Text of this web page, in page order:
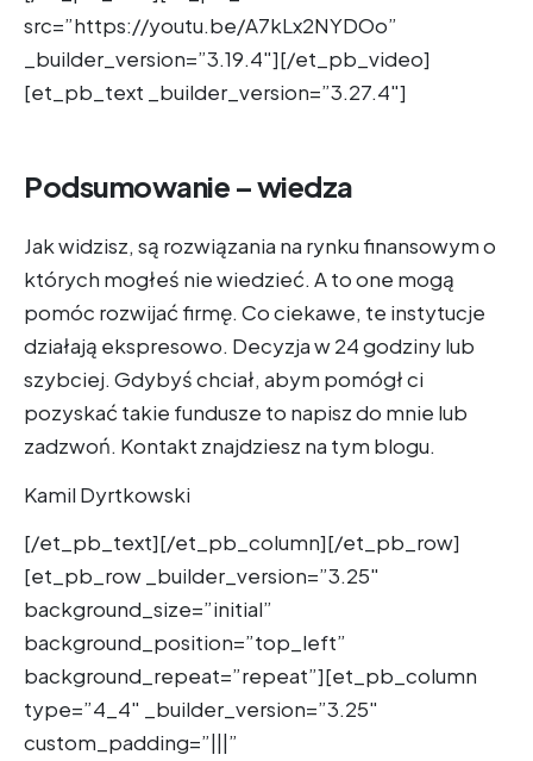
src=”https://youtu.be/A7kLx2NYDOo”
_builder_version=”3.19.4″][/et_pb_video]
[et_pb_text _builder_version=”3.27.4″]
Podsumowanie – wiedza
Jak widzisz, są rozwiązania na rynku finansowym o
których mogłeś nie wiedzieć. A to one mogą
pomóc rozwijać firmę. Co ciekawe, te instytucje
działają ekspresowo. Decyzja w 24 godziny lub
szybciej. Gdybyś chciał, abym pomógł ci
pozyskać takie fundusze to napisz do mnie lub
zadzwoń. Kontakt znajdziesz na tym blogu.
Kamil Dyrtkowski
[/et_pb_text][/et_pb_column][/et_pb_row]
[et_pb_row _builder_version=”3.25″
background_size=”initial”
background_position=”top_left”
background_repeat=”repeat”][et_pb_column
type=”4_4″ _builder_version=”3.25″
custom_padding=”|||”